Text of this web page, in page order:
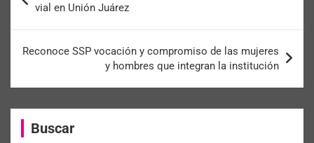
vial en Unión Juárez
Reconoce SSP vocación y compromiso de las mujeres
y hombres que integran la institución
Buscar